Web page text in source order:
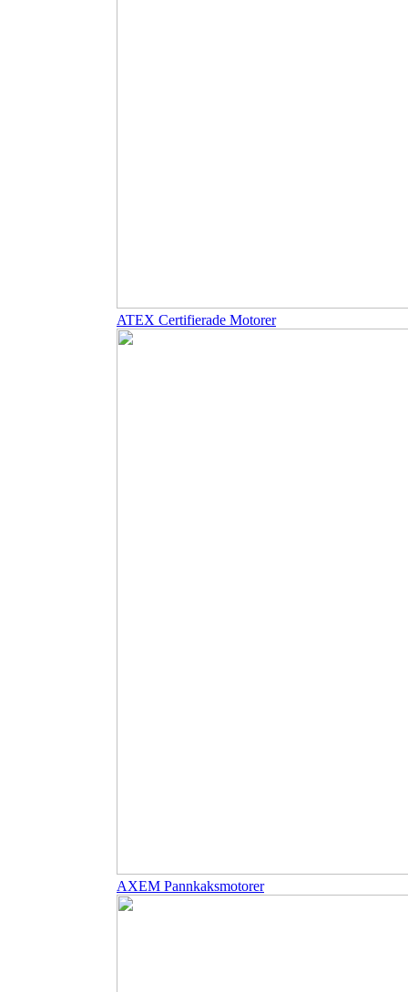
ATEX Certifierade Motorer
AXEM Pannkaksmotorer